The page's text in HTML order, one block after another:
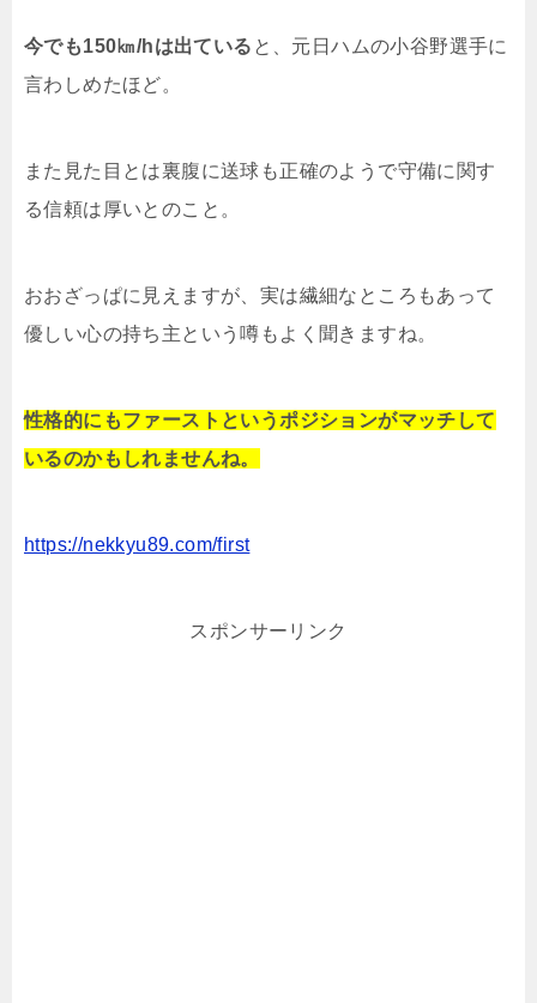
今でも150㎞/hは出ている と、元日ハムの小谷野選手に
言わしめたほど。
また見た目とは裏腹に送球も正確のようで守備に関す
る信頼は厚いとのこと。
おおざっぱに見えますが、実は繊細なところもあって
優しい心の持ち主という噂もよく聞きますね。
性格的にもファーストというポジションがマッチして
いるのかもしれませんね。
https://nekkyu89.com/first
スポンサーリンク